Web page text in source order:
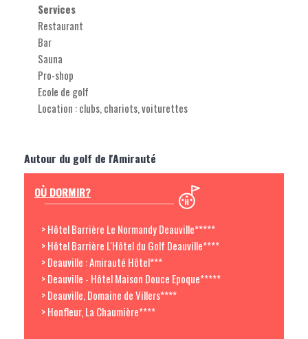
Services
Restaurant
Bar
Sauna
Pro-shop
Ecole de golf
Location : clubs, chariots, voiturettes
Autour du golf de l'Amirauté
OÙ DORMIR?
> Hôtel Barrière Le Normandy Deauville*****
> Hôtel Barrière L'Hôtel du Golf Deauville****
> Deauville : Amirauté Hôtel***
> Deauville - Hôtel Maison Douce Epoque*****
> Deauville, Domaine de Villers****
> Honfleur, La Chaumière****